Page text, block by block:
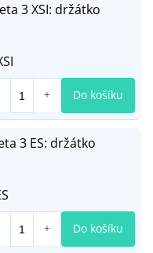
3 XSI: držátko
Do košíku
3 ES: držátko
Do košíku